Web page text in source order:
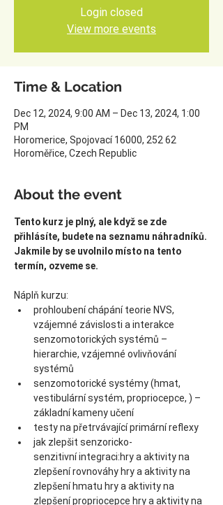
Login closed
View more events
Time & Location
Dec 12, 2024, 9:00 AM – Dec 13, 2024, 1:00
PM
Horomerice, Spojovací 16000, 252 62
Horoměřice, Czech Republic
About the event
Tento kurz je plný, ale když se zde
přihlásíte, budete na seznamu náhradníků.
Jakmile by se uvolnilo místo na tento
termín, ozveme se.
Náplň kurzu:
prohloubení chápání teorie NVS,
vzájemné závislosti a interakce
senzomotorických systémů –
hierarchie, vzájemné ovlivňování
systémů
senzomotorické systémy (hmat,
vestibulární systém, propriocepce, ) –
základní kameny učení
testy na přetrvávající primární reflexy
jak zlepšit senzoricko-
senzitivní integraci:hry a aktivity na
zlepšení rovnováhy hry a aktivity na
zlepšení hmatu hry a aktivity na
zlepšení propriocepce hry a aktivity na